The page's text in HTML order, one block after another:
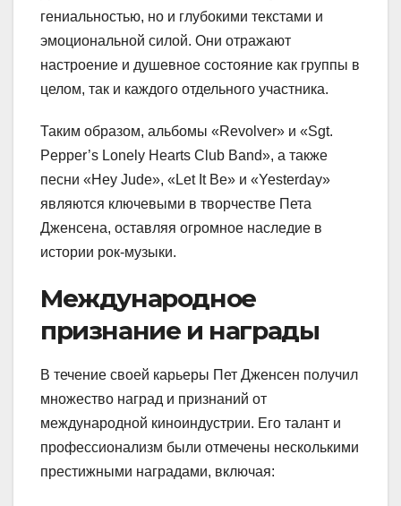
гениальностью, но и глубокими текстами и
эмоциональной силой. Они отражают
настроение и душевное состояние как группы в
целом, так и каждого отдельного участника.
Таким образом, альбомы «Revolver» и «Sgt.
Pepper’s Lonely Hearts Club Band», а также
песни «Hey Jude», «Let It Be» и «Yesterday»
являются ключевыми в творчестве Пета
Дженсена, оставляя огромное наследие в
истории рок-музыки.
Международное
признание и награды
В течение своей карьеры Пет Дженсен получил
множество наград и признаний от
международной киноиндустрии. Его талант и
профессионализм были отмечены несколькими
престижными наградами, включая: